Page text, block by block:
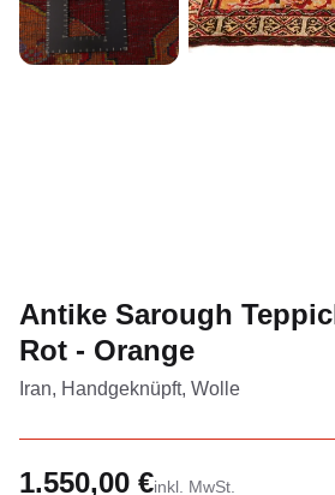
Antike Sarough
Rot - Orange
Iran, Handgeknüpft, Wolle
1.550,00 €inkl. MwSt.